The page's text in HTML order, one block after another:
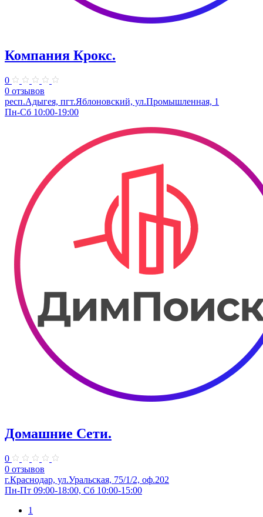
Компания Крокс.
0
0 отзывов
респ.Адыгея, пгт.Яблоновский, ул.Промышленная, 1
Пн-Сб 10:00-19:00
Домашние Сети.
0
0 отзывов
г.Краснодар, ул.Уральская, 75/1/2, оф.202
Пн-Пт 09:00-18:00, Сб 10:00-15:00
1